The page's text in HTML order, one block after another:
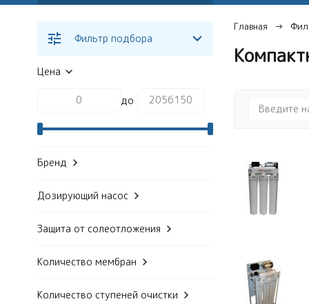
Главная
Фильтр подбора
Цена
до
Бренд
Дозирующий насос
Защита от солеотложения
Количество мембран
Количество ступеней очистки